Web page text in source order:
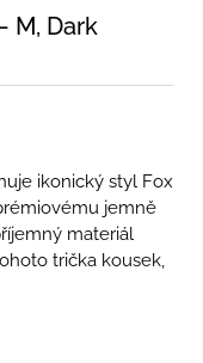
M, Dark
ikonický styl Fox
jemně
materiál
trička kousek,